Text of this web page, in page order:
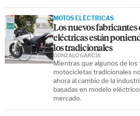
MOTOS ELÉCTRICAS
Los nuevos
eléctricas están
los tradicionales
Mientras que algunos de los
motocicletas tradicionales
ahora al cambio de la
basadas en modelo
mercado.
GONZALO GARCÍA